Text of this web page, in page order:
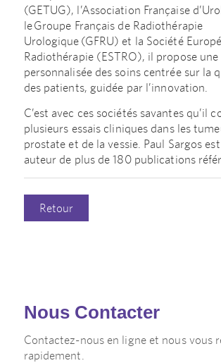
(GETUG), l’Association Française
le Groupe Français de Radiothérapie
Urologique (GFRU) et la Société
Radiothérapie (ESTRO), il propose
personnalisée des soins centrée sur la
des patients, guidée par l’innovation.
C’est avec ces sociétés savantes qu’il
plusieurs essais cliniques dans les
prostate et de la vessie. Paul Sargos
auteur de plus de 180 publications
Retour
Nous Contacter
Contactez-nous en ligne et nous vous
rapidement.